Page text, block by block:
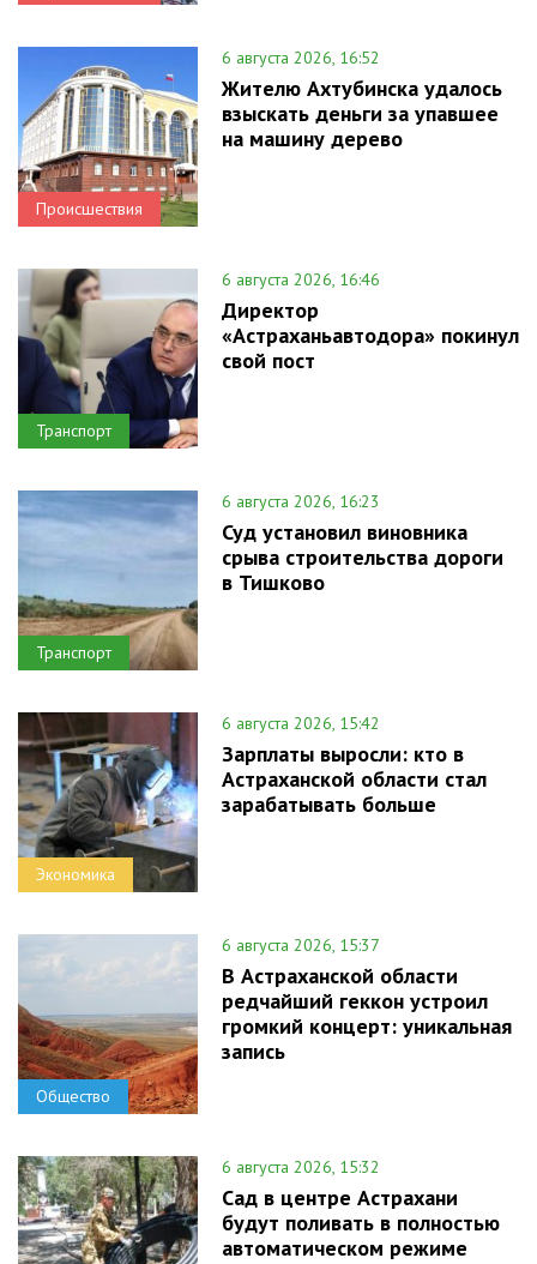
Происшествия
6 августа 2026, 16:52
Жителю Ахтубинска удалось
взыскать деньги за упавшее
на машину дерево
Транспорт
6 августа 2026, 16:46
Директор
«Астраханьавтодора» покинул
свой пост
Транспорт
6 августа 2026, 16:23
Суд установил виновника
срыва строительства дороги
в Тишково
Экономика
6 августа 2026, 15:42
Зарплаты выросли: кто в
Астраханской области стал
зарабатывать больше
Общество
6 августа 2026, 15:37
В Астраханской области
редчайший геккон устроил
громкий концерт: уникальная
запись
6 августа 2026, 15:32
Сад в центре Астрахани
будут поливать в полностью
автоматическом режиме